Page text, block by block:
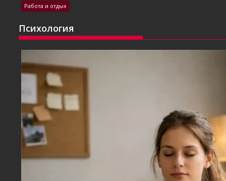
Работа и отдых
Психология